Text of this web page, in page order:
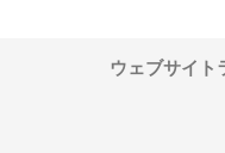
ウェブサイト